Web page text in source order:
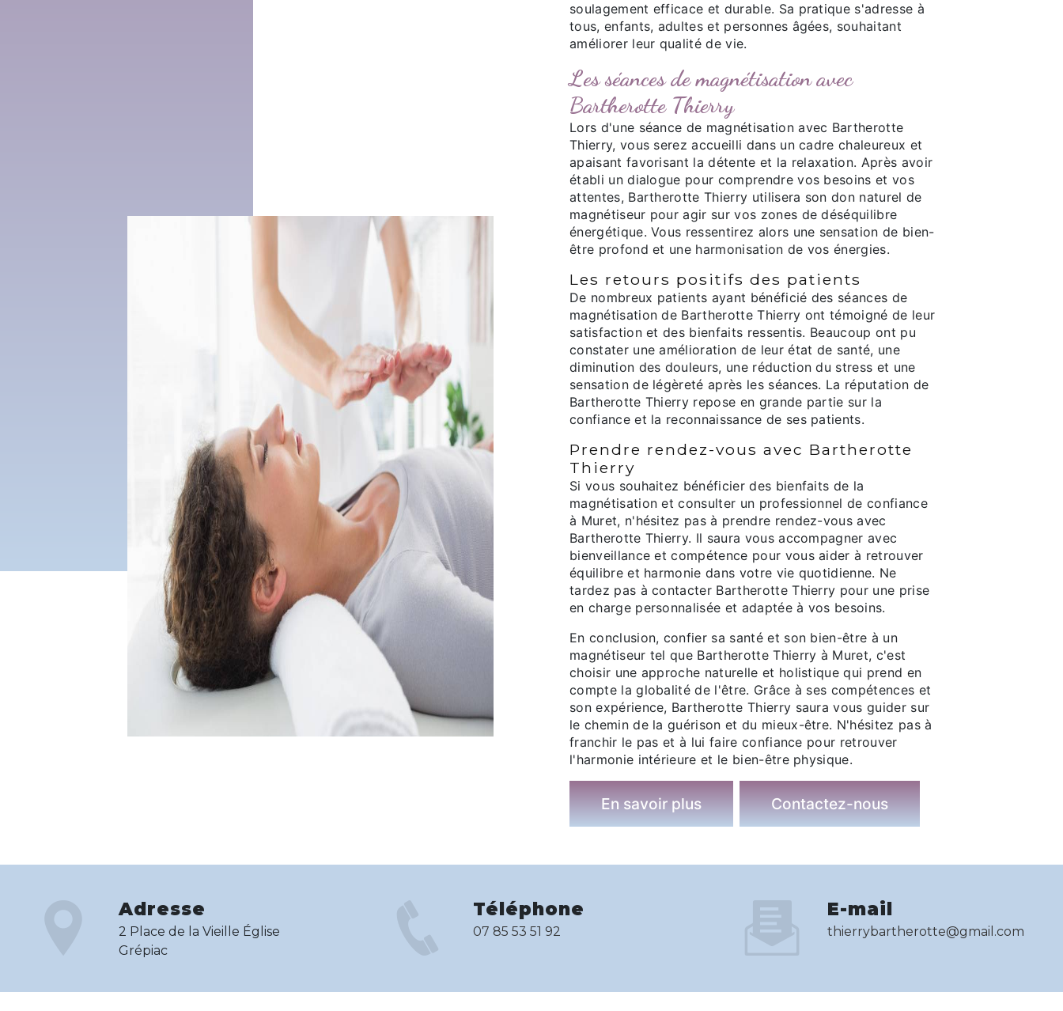
soulagement efficace et durable. Sa pratique s'adresse à
tous, enfants, adultes et personnes âgées, souhaitant
améliorer leur qualité de vie.
Les séances de magnétisation avec
Bartherotte Thierry
Lors d'une séance de magnétisation avec Bartherotte
Thierry, vous serez accueilli dans un cadre chaleureux et
apaisant favorisant la détente et la relaxation. Après avoir
établi un dialogue pour comprendre vos besoins et vos
attentes, Bartherotte Thierry utilisera son don naturel de
magnétiseur pour agir sur vos zones de déséquilibre
énergétique. Vous ressentirez alors une sensation de bien-
être profond et une harmonisation de vos énergies.
Les retours positifs des patients
De nombreux patients ayant bénéficié des séances de
magnétisation de Bartherotte Thierry ont témoigné de leur
satisfaction et des bienfaits ressentis. Beaucoup ont pu
constater une amélioration de leur état de santé, une
diminution des douleurs, une réduction du stress et une
sensation de légèreté après les séances. La réputation de
Bartherotte Thierry repose en grande partie sur la
confiance et la reconnaissance de ses patients.
Prendre rendez-vous avec Bartherotte
Thierry
Si vous souhaitez bénéficier des bienfaits de la
magnétisation et consulter un professionnel de confiance
à Muret, n'hésitez pas à prendre rendez-vous avec
Bartherotte Thierry. Il saura vous accompagner avec
bienveillance et compétence pour vous aider à retrouver
équilibre et harmonie dans votre vie quotidienne. Ne
tardez pas à contacter Bartherotte Thierry pour une prise
en charge personnalisée et adaptée à vos besoins.
En conclusion, confier sa santé et son bien-être à un
magnétiseur tel que Bartherotte Thierry à Muret, c'est
choisir une approche naturelle et holistique qui prend en
compte la globalité de l'être. Grâce à ses compétences et
son expérience, Bartherotte Thierry saura vous guider sur
le chemin de la guérison et du mieux-être. N'hésitez pas à
franchir le pas et à lui faire confiance pour retrouver
l'harmonie intérieure et le bien-être physique.
En savoir plus Contactez-nous
Adresse
2 Place de la Vieille Église
Grépiac
Téléphone
07 85 53 51 92
E-mail
thierrybartherotte@gmail.com